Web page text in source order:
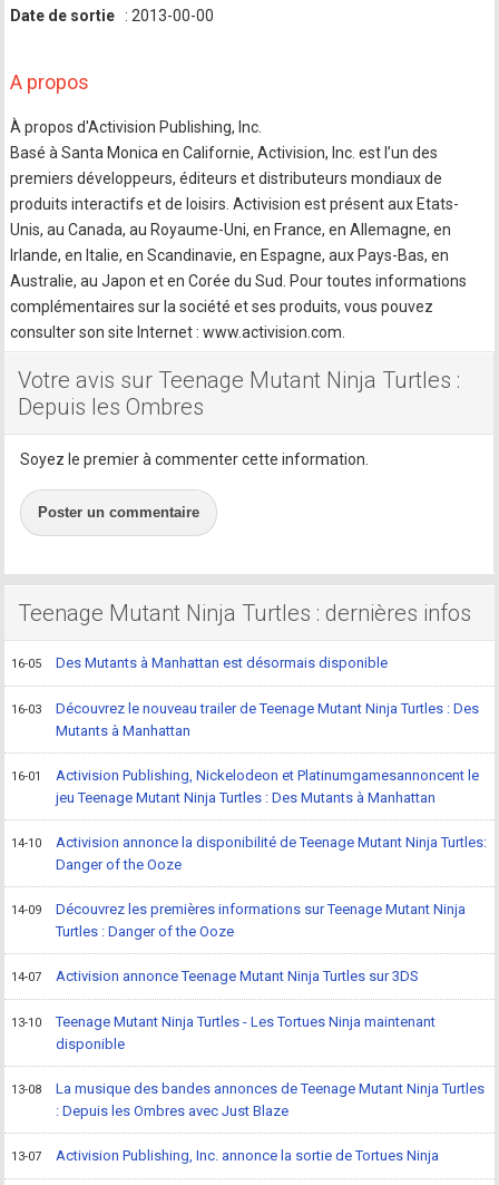
Date de sortie
: 2013-00-00
A propos
À propos d'Activision Publishing, Inc.
Basé à Santa Monica en Californie, Activision, Inc. est l’un des
premiers développeurs, éditeurs et distributeurs mondiaux de
produits interactifs et de loisirs. Activision est présent aux Etats-
Unis, au Canada, au Royaume-Uni, en France, en Allemagne, en
Irlande, en Italie, en Scandinavie, en Espagne, aux Pays-Bas, en
Australie, au Japon et en Corée du Sud. Pour toutes informations
complémentaires sur la société et ses produits, vous pouvez
consulter son site Internet : www.activision.com.
Votre avis sur Teenage Mutant Ninja Turtles :
Depuis les Ombres
Soyez le premier à commenter cette information.
Poster un commentaire
Teenage Mutant Ninja Turtles : dernières infos
16-05 Des Mutants à Manhattan est désormais disponible
16-03
Découvrez le nouveau trailer de Teenage Mutant Ninja Turtles : Des
Mutants à Manhattan
16-01
Activision Publishing, Nickelodeon et Platinumgamesannoncent le
jeu Teenage Mutant Ninja Turtles : Des Mutants à Manhattan
14-10
Activision annonce la disponibilité de Teenage Mutant Ninja Turtles:
Danger of the Ooze
14-09
Découvrez les premières informations sur Teenage Mutant Ninja
Turtles : Danger of the Ooze
14-07 Activision annonce Teenage Mutant Ninja Turtles sur 3DS
13-10
Teenage Mutant Ninja Turtles - Les Tortues Ninja maintenant
disponible
13-08
La musique des bandes annonces de Teenage Mutant Ninja Turtles
: Depuis les Ombres avec Just Blaze
13-07 Activision Publishing, Inc. annonce la sortie de Tortues Ninja